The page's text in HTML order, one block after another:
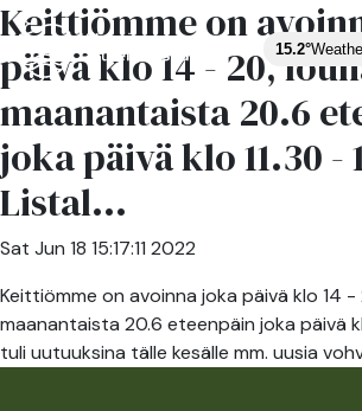
15.2°
Keittiömme on
päivä klo 14 - 20,
maanantaista 20.6
joka päivä klo 11.30 -
Listal...
Sat Jun 18 15:17:11 2022
Keittiömme on avoinna joka päivä klo 14
maanantaista 20.6 eteenpäin joka päivä
tuli uutuuksina tälle kesälle mm. uusia